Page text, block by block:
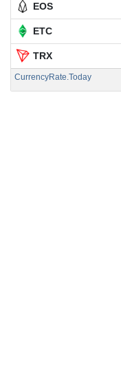
EOS
ETC
TRX
CurrencyRate.Today